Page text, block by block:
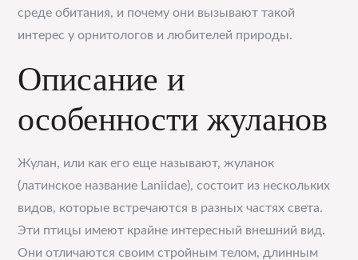
среде обитания, и почему они вызывают такой
интерес у орнитологов и любителей природы.
Описание и
особенности жуланов
Жулан, или как его еще называют, жуланок
(латинское название Laniidae), состоит из нескольких
видов, которые встречаются в разных частях света.
Эти птицы имеют крайне интересный внешний вид.
Они отличаются своим стройным телом, длинным